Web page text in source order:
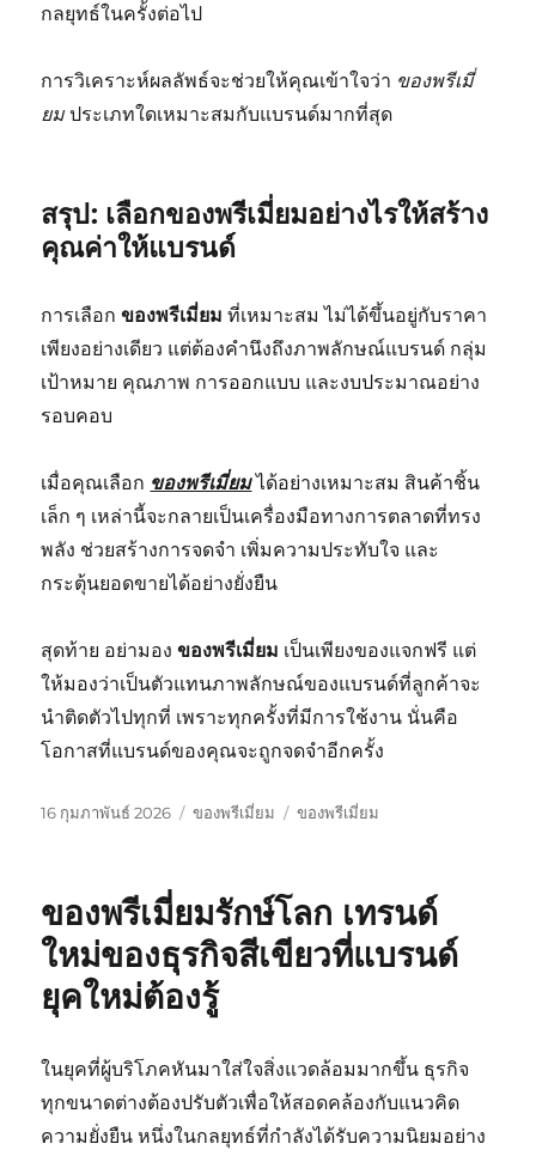
กลยุทธ์ในครั้งต่อไป
การวิเคราะห์ผลลัพธ์จะช่วยให้คุณเข้าใจว่า ของพรีเมี่
ยมประเภทใดเหมาะสมกับแบรนด์มากที่สุด
สรุป: เลือกของพรีเมี่ยมอย่างไรให้สร้าง
คุณค่าให้แบรนด์
การเลือกของพรีเมี่ยม ที่เหมาะสม ไม่ได้ขึ้นอยู่กับราคา
เพียงอย่างเดียว แต่ต้องคำนึงถึงภาพลักษณ์แบรนด์ กลุ่ม
เป้าหมาย คุณภาพ การออกแบบ และงบประมาณอย่าง
รอบคอบ
เมื่อคุณเลือก ของพรีเมี่ยมได้อย่างเหมาะสม สินค้าชิ้น
เล็ก ๆ เหล่านี้จะกลายเป็นเครื่องมือทางการตลาดที่ทรง
พลัง ช่วยสร้างการจดจำ เพิ่มความประทับใจ และ
กระตุ้นยอดขายได้อย่างยั่งยืน
สุดท้าย อย่ามองของพรีเมี่ยม เป็นเพียงของแจกฟรี แต่
ให้มองว่าเป็นตัวแทนภาพลักษณ์ของแบรนด์ที่ลูกค้าจะ
นำติดตัวไปทุกที่ เพราะทุกครั้งที่มีการใช้งาน นั่นคือ
โอกาสที่แบรนด์ของคุณจะถูกจดจำอีกครั้ง
เขียน
16 กุมภาพันธ์ 2026
หมวด
ของพรีเมี่ยม
ป้าย
ของพรีเมี่ยม
ของพรีเมี่ยมรักษ์โลก เทรนด์
ใหม่ของธุรกิจสีเขียวที่แบรนด์
ยุคใหม่ต้องรู้
ในยุคที่ผู้บริโภคหันมาใส่ใจสิ่งแวดล้อมมากขึ้น ธุรกิจ
ทุกขนาดต่างต้องปรับตัวเพื่อให้สอดคล้องกับแนวคิด
ความยั่งยืน หนึ่งในกลยุทธ์ที่กำลังได้รับความนิยมอย่าง